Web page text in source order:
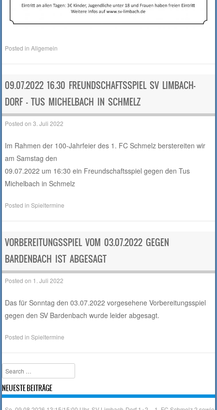
Posted inAllgemein
09.07.2022 16.30 FREUNDSCHAFTSSPIEL SV LIMBACH-
DORF – TUS MICHELBACH IN SCHMELZ
Posted on3. Juli 2022
Im Rahmen der 100-Jahrfeier des 1. FC Schmelz berstereiten wir
am Samstag den
09.07.2022 um 16:30 ein Freundschaftsspiel gegen den Tus
Michelbach in Schmelz
Posted inSpieltermine
VORBEREITUNGSSPIEL VOM 03.07.2022 GEGEN
BARDENBACH IST ABGESAGT
Posted on 1. Juli 2022
Das für Sonntag den 03.07.2022 vorgesehene Vorbereitungsspiel
gegen den SV Bardenbach wurde leider abgesagt.
Posted inSpieltermine
Search
NEUESTE BEITRÄGE